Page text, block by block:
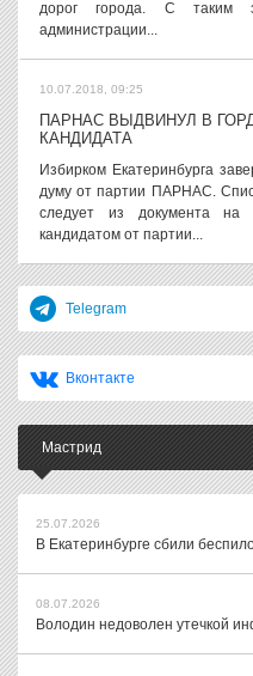
дорог города. С таким
администрации...
10.07.2018, 09:25
ПАРНАС ВЫДВИНУЛ В
КАНДИДАТА
Избирком Екатеринбурга
думу от партии ПАРНАС.
следует из документа на
кандидатом от партии...
Telegram
Вконтакте
Мастрид
25.07.2026
В Екатеринбурге сбили
08.07.2026
Володин недоволен утечкой